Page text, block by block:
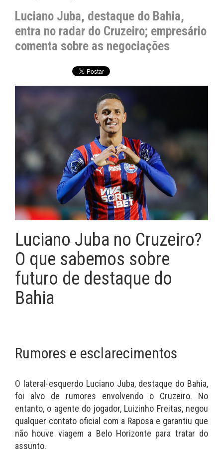
Luciano Juba, destaque do Bahia,
entra no radar do Cruzeiro; empresário
comenta sobre as negociações
Luciano Juba no Cruzeiro?
O que sabemos sobre
futuro de destaque do
Bahia
Rumores e esclarecimentos
O lateral-esquerdo Luciano Juba, destaque do Bahia,
foi alvo de rumores envolvendo o Cruzeiro. No
entanto, o agente do jogador, Luizinho Freitas, negou
qualquer contato oficial com a Raposa e garantiu que
não houve viagem a Belo Horizonte para tratar do
assunto.